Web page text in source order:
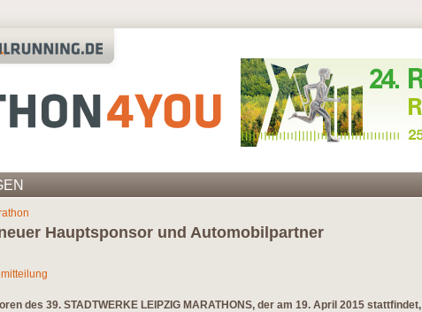
Hauptsponsor und Automobilpartner
des 39. STADTWERKE LEIPZIG MARATHONS, der am 19. April 2015 stattfindet,